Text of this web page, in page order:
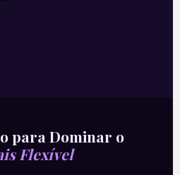
para Dominar o
Flexível